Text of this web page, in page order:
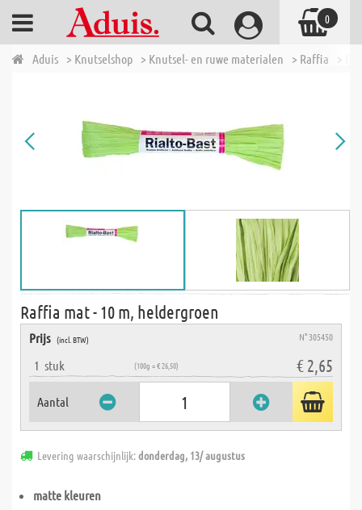
Aduis > Knutselshop > Knutsel- en ruwe materialen > Raffia >
Raffia mat - 10 m, heldergroen
Prijs (incl. BTW) N° 305450
1 stuk (100g = € 26,50) € 2,65
Aantal
Levering waarschijnlijk:donderdag, 13/ augustus
matte kleuren
0